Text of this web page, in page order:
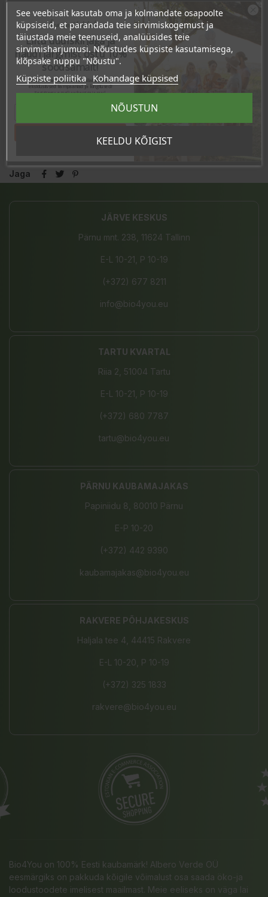
Jaga
JÄRVE KESKUS
Pärnu mnt. 238, 11624 Tallinn
E-L 10-21, P 10-19
(+372) 677 8211
info@bio4you.eu
TARTU KVARTAL
Riia 2, 51004 Tartu
E-L 10-21, P 10-19
(+372) 680 7787
tartu@bio4you.eu
PÄRNU KAUBAMAJAKAS
Papiniidu 8, 80010 Pärnu
E-P 10-20
(+372) 442 9390
kaubamajakas@bio4you.eu
RAKVERE PÕHJAKESKUS
Haljala tee 4, 44415 Rakvere
E-L 10-20, P 10-19
(+372) 325 1833
rakvere@bio4you.eu
Bio4You on 100% Eesti kaubamärk! Albero Verde OÜ
eesmärgiks on pakkuda kõigile võimalust osa saada öko-ja
loodustoodete imelisest maailmast. Meie eeliseks on väga lai
See veebisait kasutab oma ja kolmandate osapoolte
küpsiseid, et parandada teie sirvimiskogemust ja
täiustada meie teenuseid, analüüsides teie
sirvimisharjumusi. Nõustudes küpsiste kasutamisega,
klõpsake nuppu "Nõustu".
Küpsiste poliitika Kohandage küpsised
KEELDU KÕIGIST
NÕUSTUN
Ära veel lahku!
Liitu uudiskirjaga ja
naudi järgmist ostu 10%
soodsamalt!
Sind ootavad spetsiaalsed allahindlused,
eksklusiivsed kampaaniad ja kingitused!
Registreeru e-maili aadressiga ja saad